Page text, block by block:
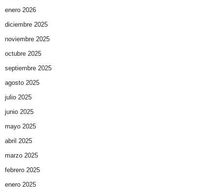
enero 2026
diciembre 2025
noviembre 2025
octubre 2025
septiembre 2025
agosto 2025
julio 2025
junio 2025
mayo 2025
abril 2025
marzo 2025
febrero 2025
enero 2025